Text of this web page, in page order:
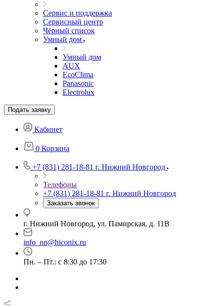
Сервис и поддержка
Сервисный центр
Чёрный список
Умный дом
Умный дом
AUX
EcoClima
Panasonic
Electrolux
Подать заявку
Кабинет
0 Корзина
+7 (831) 281-18-81 г. Нижний Новгород
Телефоны
+7 (831) 281-18-81 г. Нижний Новгород
Заказать звонок
г. Нижний Новгород, ул. Памирская, д. 11В
info_nn@hiconix.ru
Пн. – Пт.: с 8:30 до 17:30